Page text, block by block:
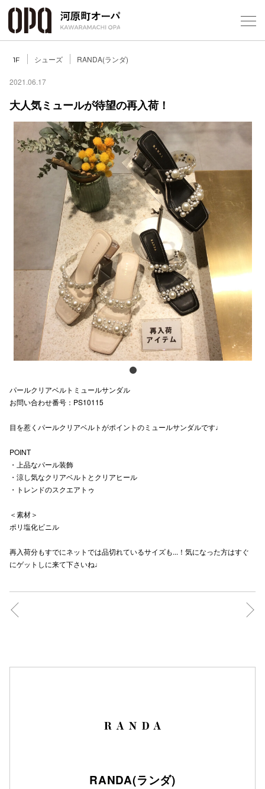
1F シューズ RANDA(ランダ)
2021.06.17
大人気ミュールが待望の再入荷！
パールクリアベルトミュールサンダル
お問い合わせ番号：PS10115
目を惹くパールクリアベルトがポイントのミュールサンダルです♩
POINT
・上品なパール装飾
・涼し気なクリアベルトとクリアヒール
・トレンドのスクエアトゥ
＜素材＞
ポリ塩化ビニル
再入荷分もすでにネットでは品切れているサイズも...！気になった方はすぐ
にゲットしに来て下さいね♩
RANDA(ランダ)
施設案内
アクセ
スタッ
電話で
公式SNS
秋田オ
新百合丘
三宮
那覇オ